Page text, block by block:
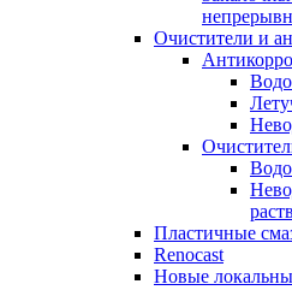
Очистители и
Пластичные
Renocast
Новые